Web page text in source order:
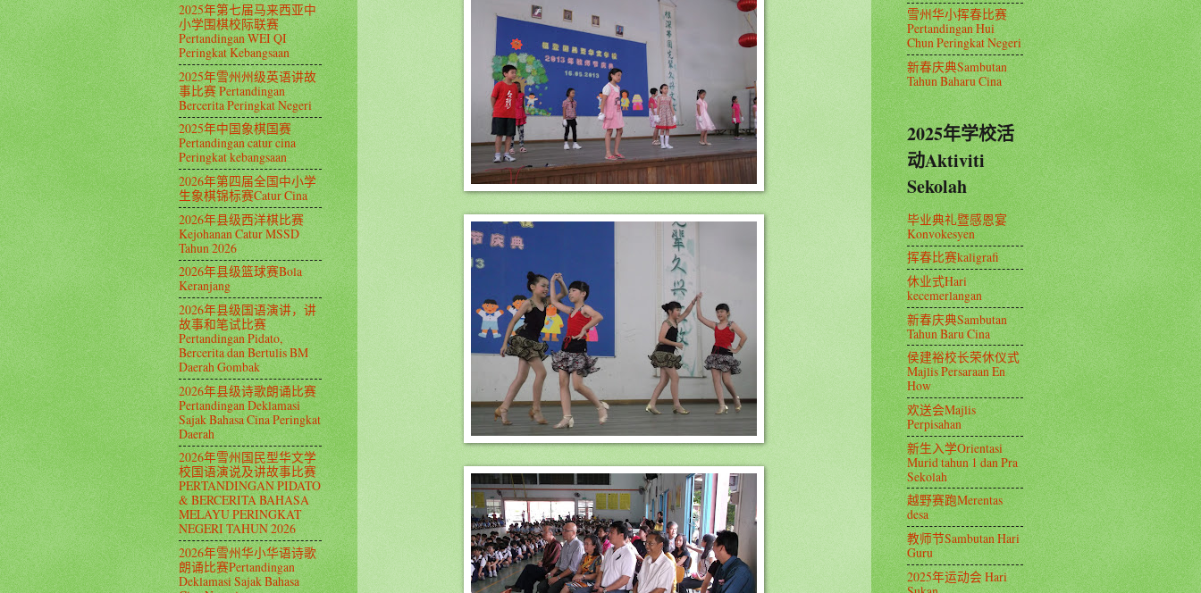
2025年第七届马来西亚中
小学围棋校际联赛
Pertandingan WEI QI
Peringkat Kebangsaan
2025年雪州州级英语讲故
事比赛 Pertandingan
Bercerita Peringkat Negeri
2025年中国象棋国赛
Pertandingan catur cina
Peringkat kebangsaan
2026年第四届全国中小学
生象棋锦标赛Catur Cina
2026年县级西洋棋比赛
Kejohanan Catur MSSD
Tahun 2026
2026年县级篮球赛Bola
Keranjang
2026年县级国语演讲，讲
故事和笔试比赛
Pertandingan Pidato,
Bercerita dan Bertulis BM
Daerah Gombak
2026年县级诗歌朗诵比赛
Pertandingan Deklamasi
Sajak Bahasa Cina Peringkat
Daerah
2026年雪州国民型华文学
校国语演说及讲故事比赛
PERTANDINGAN PIDATO
& BERCERITA BAHASA
MELAYU PERINGKAT
NEGERI TAHUN 2026
2026年雪州华小华语诗歌
朗诵比赛Pertandingan
Deklamasi Sajak Bahasa
雪州华小挥春比赛
Pertandingan Hui
Chun Peringkat Negeri
新春庆典Sambutan
Tahun Baharu Cina
2025年学校活
动Aktiviti
Sekolah
毕业典礼暨感恩宴
Konvokesyen
挥春比赛kaligrafi
休业式Hari
kecemerlangan
新春庆典Sambutan
Tahun Baru Cina
侯建裕校长荣休仪式
Majlis Persaraan En
How
欢送会Majlis
Perpisahan
新生入学Orientasi
Murid tahun 1 dan Pra
Sekolah
越野赛跑Merentas
desa
教师节Sambutan Hari
Guru
2025年运动会 Hari